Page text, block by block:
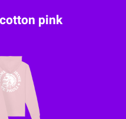
pink